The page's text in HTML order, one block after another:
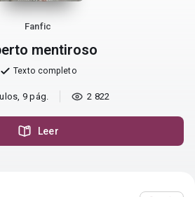
Fanfic
mentiroso
Texto completo
9 pág. 2 822
Leer